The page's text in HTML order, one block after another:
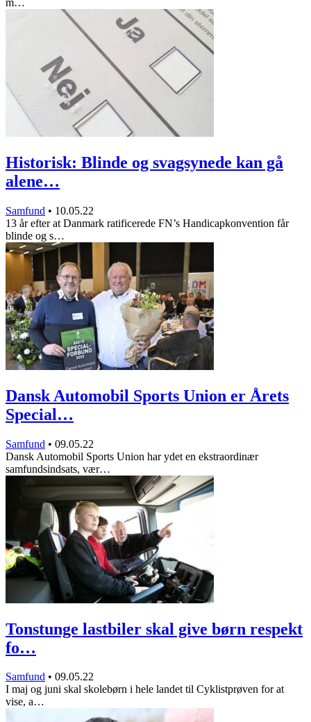
m…
Historisk: Blinde og svagsynede kan gå
alene…
Samfund • 10.05.22
13 år efter at Danmark ratificerede FN’s Handicapkonvention får
blinde og s…
Dansk Automobil Sports Union er Årets
Special…
Samfund • 09.05.22
Dansk Automobil Sports Union har ydet en ekstraordinær
samfundsindsats, vær…
Tonstunge lastbiler skal give børn respekt
fo…
Samfund • 09.05.22
I maj og juni skal skolebørn i hele landet til Cyklistprøven for at
vise, a…